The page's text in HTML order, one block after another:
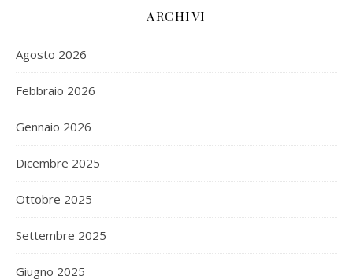
ARCHIVI
Agosto 2026
Febbraio 2026
Gennaio 2026
Dicembre 2025
Ottobre 2025
Settembre 2025
Giugno 2025